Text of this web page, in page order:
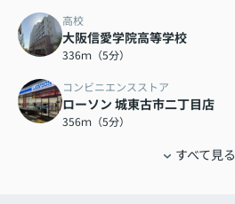
高校
大阪信愛学院高等学校
336ｍ（5分）
コンビニエンスストア
ローソン 城東古市二丁目店
356ｍ（5分）
すべて見る